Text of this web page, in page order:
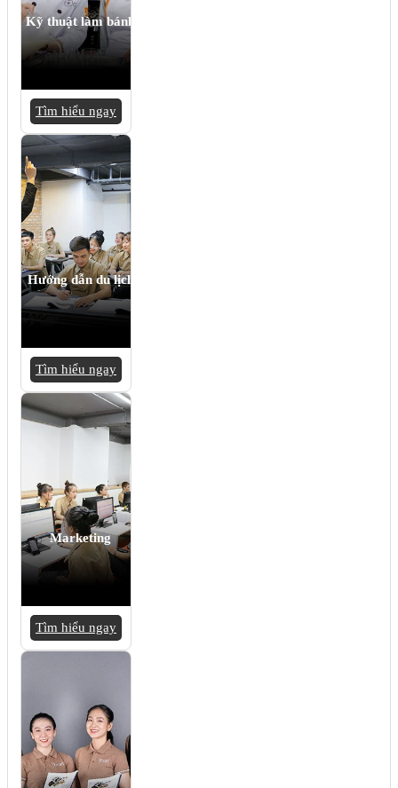
Kỹ thuật làm bánh
Tìm hiểu ngay
Hướng dẫn du lịch
Tìm hiểu ngay
Marketing
Tìm hiểu ngay